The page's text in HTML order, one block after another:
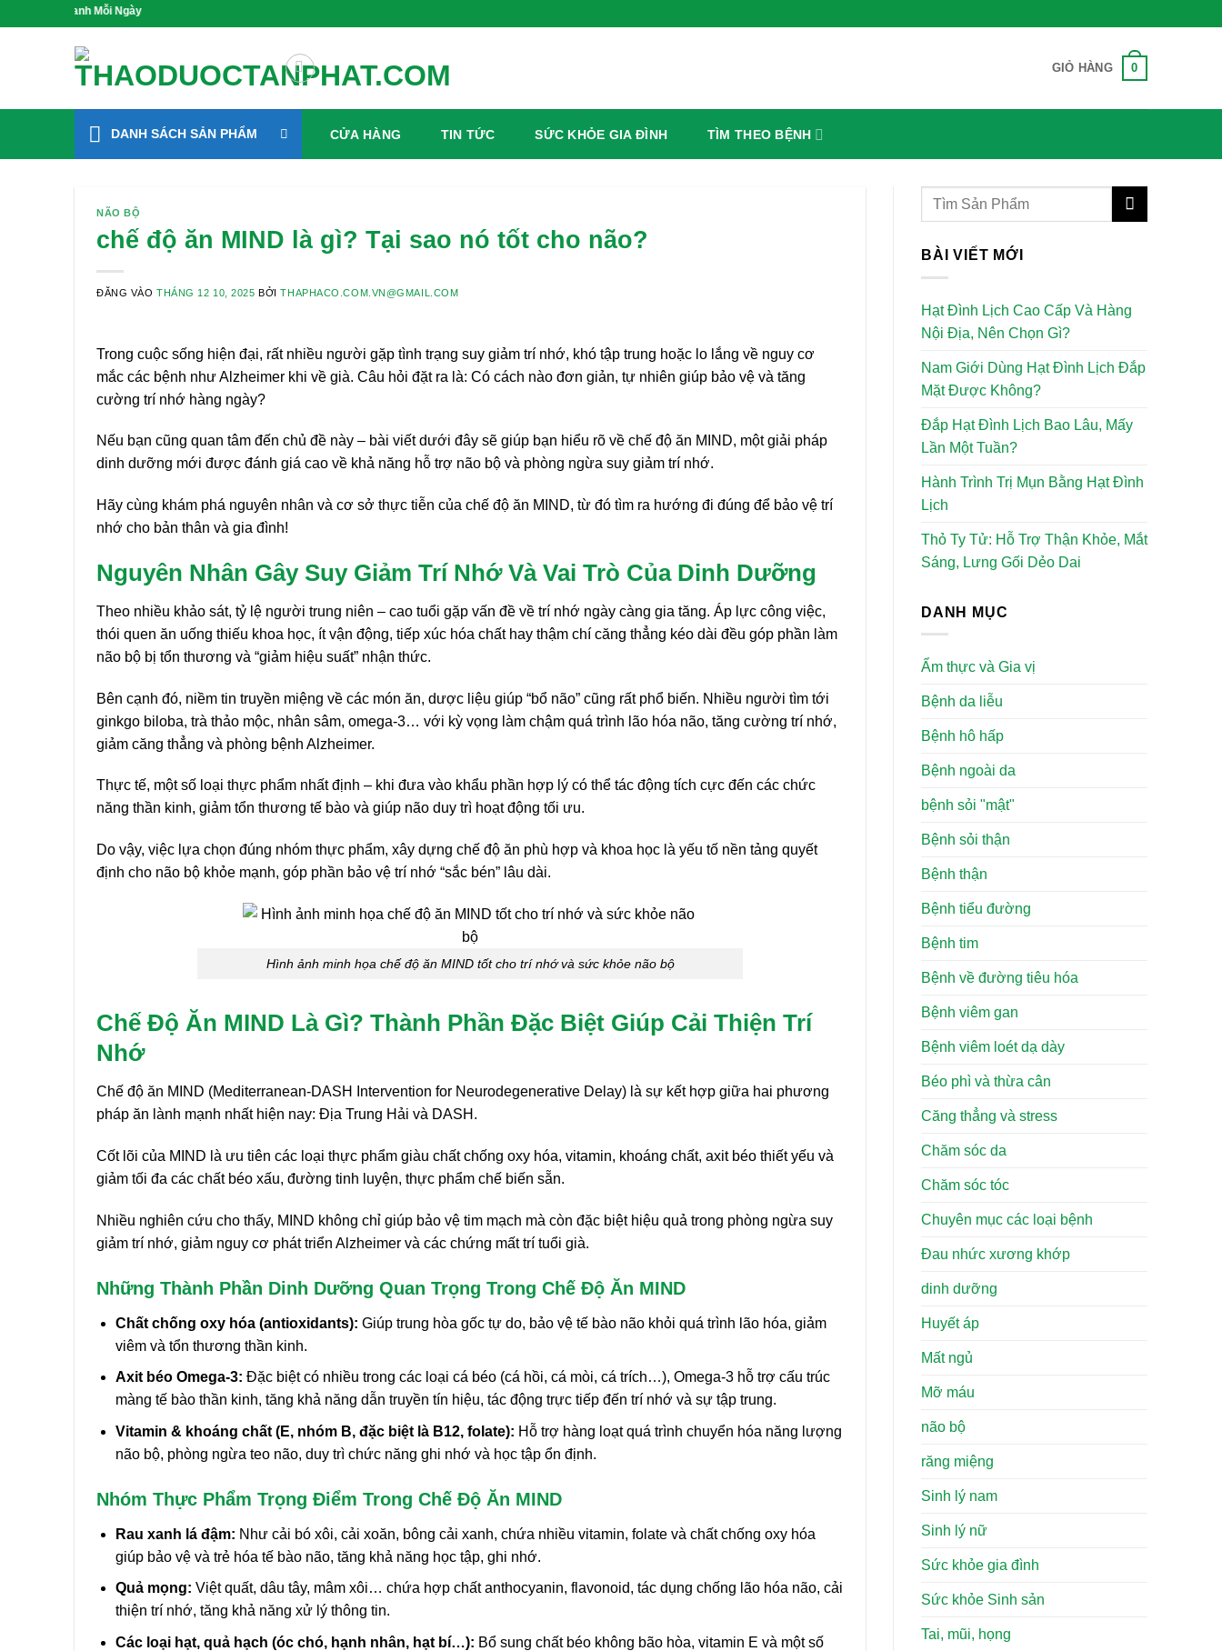
Xanh Mỗi Ngày
GIỎ HÀNG 0
DANH SÁCH SẢN PHẨM CỬA HÀNG TIN TỨC SỨC KHỎE GIA ĐÌNH TÌM THEO BỆNH
NÃO BỘ
chế độ ăn MIND là gì? Tại sao nó tốt cho não?
ĐĂNG VÀOTHÁNG 12 10, 2025 BỞITHAPHACO.COM.VN@GMAIL.COM
Trong cuộc sống hiện đại, rất nhiều người gặp tình trạng suy giảm trí nhớ, khó tập trung hoặc lo lắng về nguy cơ
mắc các bệnh như Alzheimer khi về già. Câu hỏi đặt ra là: Có cách nào đơn giản, tự nhiên giúp bảo vệ và tăng
cường trí nhớ hàng ngày?
Nếu bạn cũng quan tâm đến chủ đề này – bài viết dưới đây sẽ giúp bạn hiểu rõ về chế độ ăn MIND, một giải pháp
dinh dưỡng mới được đánh giá cao về khả năng hỗ trợ não bộ và phòng ngừa suy giảm trí nhớ.
Hãy cùng khám phá nguyên nhân và cơ sở thực tiễn của chế độ ăn MIND, từ đó tìm ra hướng đi đúng để bảo vệ trí
nhớ cho bản thân và gia đình!
Nguyên Nhân Gây Suy Giảm Trí Nhớ Và Vai Trò Của Dinh Dưỡng
Theo nhiều khảo sát, tỷ lệ người trung niên – cao tuổi gặp vấn đề về trí nhớ ngày càng gia tăng. Áp lực công việc,
thói quen ăn uống thiếu khoa học, ít vận động, tiếp xúc hóa chất hay thậm chí căng thẳng kéo dài đều góp phần làm
não bộ bị tổn thương và “giảm hiệu suất” nhận thức.
Bên cạnh đó, niềm tin truyền miệng về các món ăn, dược liệu giúp “bổ não” cũng rất phổ biến. Nhiều người tìm tới
ginkgo biloba, trà thảo mộc, nhân sâm, omega-3… với kỳ vọng làm chậm quá trình lão hóa não, tăng cường trí nhớ,
giảm căng thẳng và phòng bệnh Alzheimer.
Thực tế, một số loại thực phẩm nhất định – khi đưa vào khẩu phần hợp lý có thể tác động tích cực đến các chức
năng thần kinh, giảm tổn thương tế bào và giúp não duy trì hoạt động tối ưu.
Do vậy, việc lựa chọn đúng nhóm thực phẩm, xây dựng chế độ ăn phù hợp và khoa học là yếu tố nền tảng quyết
định cho não bộ khỏe mạnh, góp phần bảo vệ trí nhớ “sắc bén” lâu dài.
Hình ảnh minh họa chế độ ăn MIND tốt cho trí nhớ và sức khỏe não bộ
Chế Độ Ăn MIND Là Gì? Thành Phần Đặc Biệt Giúp Cải Thiện Trí
Nhớ
Chế độ ăn MIND (Mediterranean-DASH Intervention for Neurodegenerative Delay) là sự kết hợp giữa hai phương
pháp ăn lành mạnh nhất hiện nay: Địa Trung Hải và DASH.
Cốt lõi của MIND là ưu tiên các loại thực phẩm giàu chất chống oxy hóa, vitamin, khoáng chất, axit béo thiết yếu và
giảm tối đa các chất béo xấu, đường tinh luyện, thực phẩm chế biến sẵn.
Nhiều nghiên cứu cho thấy, MIND không chỉ giúp bảo vệ tim mạch mà còn đặc biệt hiệu quả trong phòng ngừa suy
giảm trí nhớ, giảm nguy cơ phát triển Alzheimer và các chứng mất trí tuổi già.
Những Thành Phần Dinh Dưỡng Quan Trọng Trong Chế Độ Ăn MIND
Chất chống oxy hóa (antioxidants): Giúp trung hòa gốc tự do, bảo vệ tế bào não khỏi quá trình lão hóa, giảm
viêm và tổn thương thần kinh.
Axit béo Omega-3: Đặc biệt có nhiều trong các loại cá béo (cá hồi, cá mòi, cá trích…), Omega-3 hỗ trợ cấu trúc
màng tế bào thần kinh, tăng khả năng dẫn truyền tín hiệu, tác động trực tiếp đến trí nhớ và sự tập trung.
Vitamin & khoáng chất (E, nhóm B, đặc biệt là B12, folate): Hỗ trợ hàng loạt quá trình chuyển hóa năng lượng
não bộ, phòng ngừa teo não, duy trì chức năng ghi nhớ và học tập ổn định.
Nhóm Thực Phẩm Trọng Điểm Trong Chế Độ Ăn MIND
Rau xanh lá đậm: Như cải bó xôi, cải xoăn, bông cải xanh, chứa nhiều vitamin, folate và chất chống oxy hóa
giúp bảo vệ và trẻ hóa tế bào não, tăng khả năng học tập, ghi nhớ.
Quả mọng: Việt quất, dâu tây, mâm xôi… chứa hợp chất anthocyanin, flavonoid, tác dụng chống lão hóa não, cải
thiện trí nhớ, tăng khả năng xử lý thông tin.
Các loại hạt, quả hạch (óc chó, hạnh nhân, hạt bí…): Bổ sung chất béo không bão hòa, vitamin E và một số
BÀI VIẾT MỚI
Hạt Đình Lịch Cao Cấp Và Hàng
Nội Địa, Nên Chọn Gì?
Nam Giới Dùng Hạt Đình Lịch Đắp
Mặt Được Không?
Đắp Hạt Đình Lịch Bao Lâu, Mấy
Lần Một Tuần?
Hành Trình Trị Mụn Bằng Hạt Đình
Lịch
Thỏ Ty Tử: Hỗ Trợ Thận Khỏe, Mắt
Sáng, Lưng Gối Dẻo Dai
DANH MỤC
Ẩm thực và Gia vị
Bệnh da liễu
Bệnh hô hấp
Bệnh ngoài da
bệnh sỏi "mật"
Bệnh sỏi thận
Bệnh thận
Bệnh tiểu đường
Bệnh tim
Bệnh về đường tiêu hóa
Bệnh viêm gan
Bệnh viêm loét dạ dày
Béo phì và thừa cân
Căng thẳng và stress
Chăm sóc da
Chăm sóc tóc
Chuyên mục các loại bệnh
Đau nhức xương khớp
dinh dưỡng
Huyết áp
Mất ngủ
Mỡ máu
não bộ
răng miệng
Sinh lý nam
Sinh lý nữ
Sức khỏe gia đình
Sức khỏe Sinh sản
Tai, mũi, họng